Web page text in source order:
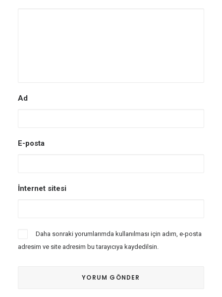
Ad
E-posta
İnternet sitesi
Daha sonraki yorumlarımda kullanılması için adım, e-posta
adresim ve site adresim bu tarayıcıya kaydedilsin.